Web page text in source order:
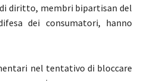
diritto, membri bipartisan del
dei consumatori, hanno
nel tentativo di bloccare